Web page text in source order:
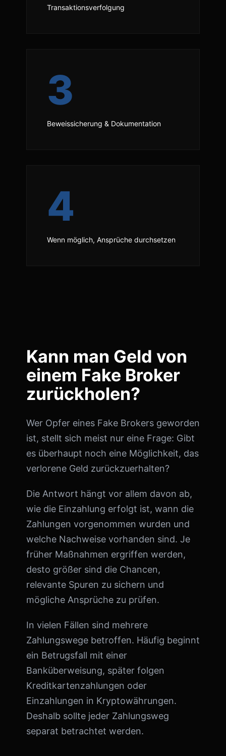
Transaktionsverfolgung
3
Beweissicherung & Dokumentation
4
Wenn möglich, Ansprüche durchsetzen
Kann man Geld von
einem Fake Broker
zurückholen?
Wer Opfer eines Fake Brokers geworden
ist, stellt sich meist nur eine Frage: Gibt
es überhaupt noch eine Möglichkeit, das
verlorene Geld zurückzuerhalten?
Die Antwort hängt vor allem davon ab,
wie die Einzahlung erfolgt ist, wann die
Zahlungen vorgenommen wurden und
welche Nachweise vorhanden sind. Je
früher Maßnahmen ergriffen werden,
desto größer sind die Chancen,
relevante Spuren zu sichern und
mögliche Ansprüche zu prüfen.
In vielen Fällen sind mehrere
Zahlungswege betroffen. Häufig beginnt
ein Betrugsfall mit einer
Banküberweisung, später folgen
Kreditkartenzahlungen oder
Einzahlungen in Kryptowährungen.
Deshalb sollte jeder Zahlungsweg
separat betrachtet werden.